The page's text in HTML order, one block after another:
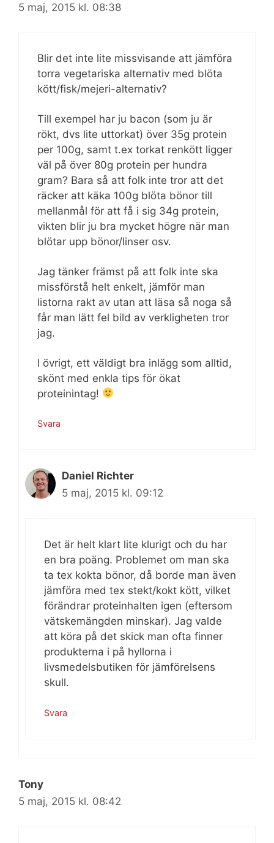
5 maj, 2015 kl. 08:38
Blir det inte lite missvisande att jämföra
torra vegetariska alternativ med blöta
kött/fisk/mejeri-alternativ?
Till exempel har ju bacon (som ju är
rökt, dvs lite uttorkat) över 35g protein
per 100g, samt t.ex torkat renkött ligger
väl på över 80g protein per hundra
gram? Bara så att folk inte tror att det
räcker att käka 100g blöta bönor till
mellanmål för att få i sig 34g protein,
vikten blir ju bra mycket högre när man
blötar upp bönor/linser osv.
Jag tänker främst på att folk inte ska
missförstå helt enkelt, jämför man
listorna rakt av utan att läsa så noga så
får man lätt fel bild av verkligheten tror
jag.
I övrigt, ett väldigt bra inlägg som alltid,
skönt med enkla tips för ökat
proteinintag!
Svara
Daniel Richter
5 maj, 2015 kl. 09:12
Det är helt klart lite klurigt och du har
en bra poäng. Problemet om man ska
ta tex kokta bönor, då borde man även
jämföra med tex stekt/kokt kött, vilket
förändrar proteinhalten igen (eftersom
vätskemängden minskar). Jag valde
att köra på det skick man ofta finner
produkterna i på hyllorna i
livsmedelsbutiken för jämförelsens
skull.
Svara
Tony
5 maj, 2015 kl. 08:42